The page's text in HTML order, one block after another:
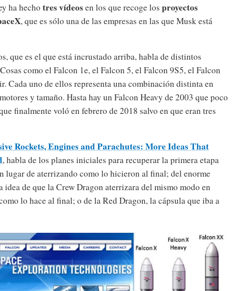
ha hecho tres vídeosen los que recoge los proyectos
, que es sólo una de las empresas en las que Musk está
que es el que está incrustado arriba, habla de distintos
como el Falcon 1e, el Falcon 5, el Falcon 9S5, el Falcon
Cada uno de ellos representa una combinación distinta en
y tamaño. Hasta hay un Falcon Heavy de 2003 que poco
finalmente voló en febrero de 2018 salvo en que eran tres
Rockets, Engines and Parachutes: More Ideas That
, habla de los planes iniciales para recuperar la primera etapa
lugar de aterrizando como lo hicieron al final; del enorme
de que la Crew Dragon aterrizara del mismo modo en
lo hace al final; o de la Red Dragon, la cápsula que iba a